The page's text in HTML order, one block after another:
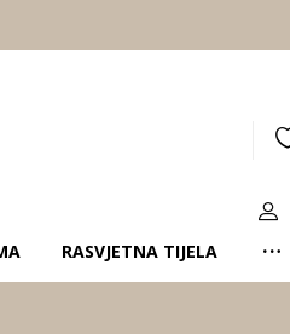
RASVJETNA TIJELA